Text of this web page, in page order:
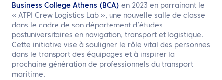
Business College Athens (BCA) en 2023 en parrainant le
« ATPI Crew Logistics Lab », une nouvelle salle de classe
dans le cadre de son département d’études
postuniversitaires en navigation, transport et logistique.
Cette initiative vise à souligner le rôle vital des personnes
dans le transport des équipages et à inspirer la
prochaine génération de professionnels du transport
maritime.